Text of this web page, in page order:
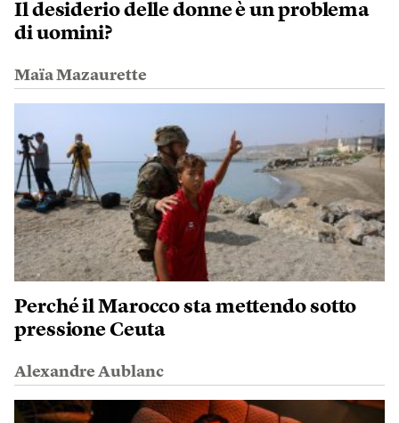
Il desiderio delle donne è un problema
di uomini?
Maïa Mazaurette
Perché il Marocco sta mettendo sotto
pressione Ceuta
Alexandre Aublanc